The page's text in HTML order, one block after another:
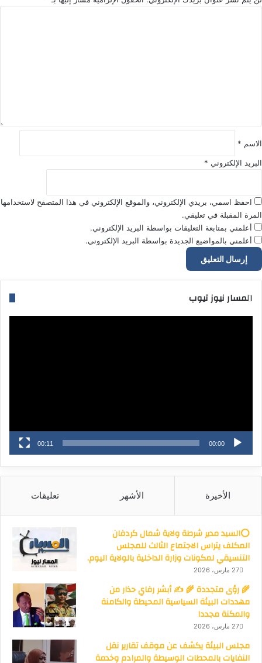
الاسم *
البريد الإلكتروني *
احفظ اسمي، بريدي الإلكتروني، والموقع الإلكتروني في هذا المتصفح لاستخدامها
المرة المقبلة في تعليقي.
أعلمني بمتابعة التعليقات بواسطة البريد الإلكتروني.
أعلمني بالمواضيع الجديدة بواسطة البريد الإلكتروني.
المسار نيوز تيوب
00:00
00:11
الأخيرة الأشهر تعليقات
⭕السيد مدير شرطة ولاية شمال كردفان
المكلف يتراس الاجتماع الثالث للمجلس
التنسيقي لمكونات وزارة الداخلية بالولاية اليوم.
27 مارس، 2026
🌾 رؤى متجددة 🌾 ✍️ أبشر رفاي حذار من
مهددات البيئة السياسية المحيطة والكامنة
والمكنة مجددا
27 مارس، 2026
مجلس البيئة يكشف عن موقف تقارير نقل
النفايات بالمحطات الوسيطة والمرادم وخدمة